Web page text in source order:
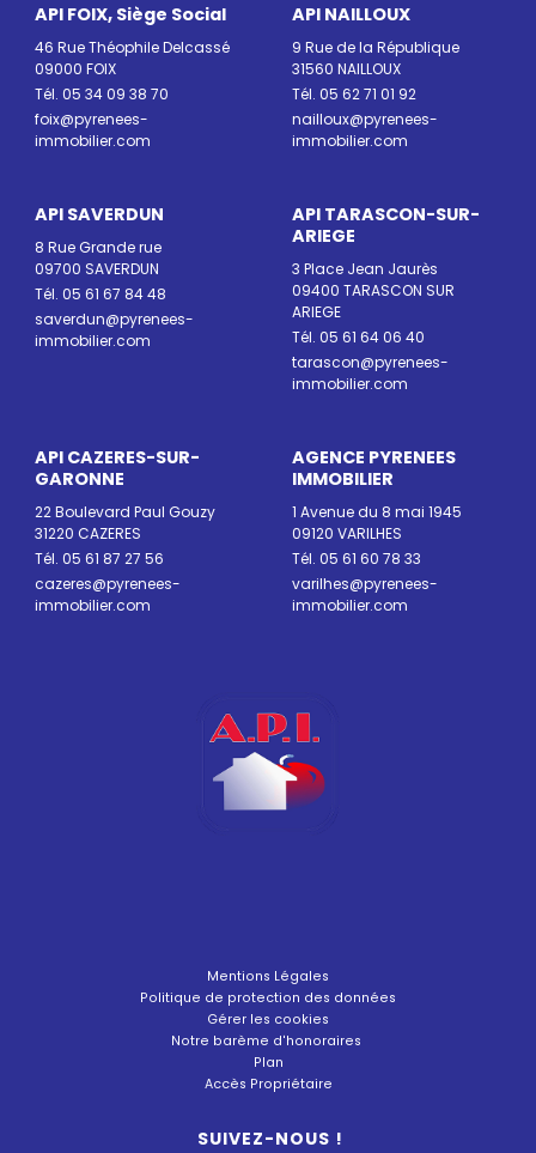
API FOIX, Siège Social
46 Rue Théophile Delcassé
09000 FOIX
Tél. 05 34 09 38 70
foix@pyrenees-
immobilier.com
API NAILLOUX
9 Rue de la République
31560 NAILLOUX
Tél. 05 62 71 01 92
nailloux@pyrenees-
immobilier.com
API SAVERDUN
8 Rue Grande rue
09700 SAVERDUN
Tél. 05 61 67 84 48
saverdun@pyrenees-
immobilier.com
API TARASCON-SUR-
ARIEGE
3 Place Jean Jaurès
09400 TARASCON SUR
ARIEGE
Tél. 05 61 64 06 40
tarascon@pyrenees-
immobilier.com
API CAZERES-SUR-
GARONNE
22 Boulevard Paul Gouzy
31220 CAZERES
Tél. 05 61 87 27 56
cazeres@pyrenees-
immobilier.com
AGENCE PYRENEES
IMMOBILIER
1 Avenue du 8 mai 1945
09120 VARILHES
Tél. 05 61 60 78 33
varilhes@pyrenees-
immobilier.com
Mentions Légales
Politique de protection des données
Gérer les cookies
Notre barème d'honoraires
Plan
Accès Propriétaire
SUIVEZ-NOUS !